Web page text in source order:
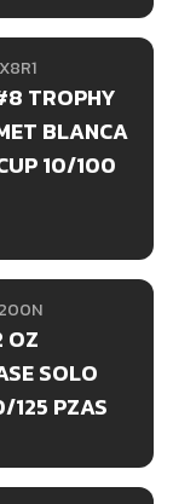
TROPHY
BLANCA
10/100
OZ
SOLO
125 PZAS